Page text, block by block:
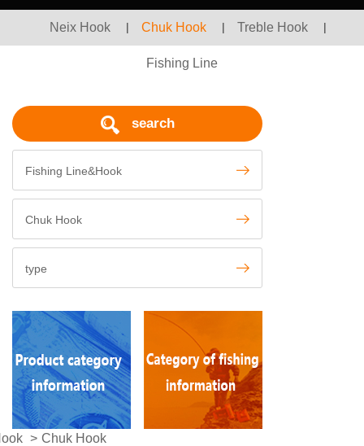
Neix Hook | Chuk Hook | Treble Hook |
Fishing Line
search
> Chuk Hook